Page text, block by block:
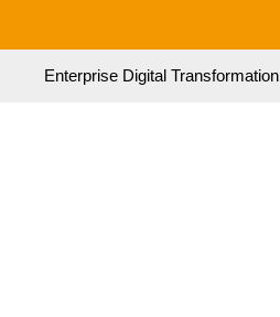
Enterprise Digital Transformation